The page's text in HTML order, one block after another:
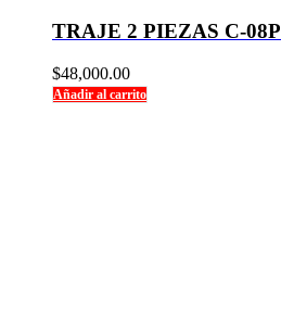
TRAJE 2 PIEZAS C-08P
$48,000.00
Añadir al carrito